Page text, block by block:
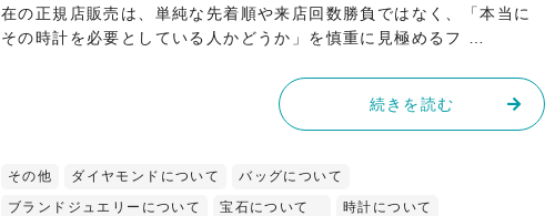
在の正規店販売は、単純な先着順や来店回数勝負ではなく、「本当に
その時計を必要としている人かどうか」を慎重に見極めるフ …
続きを読む
その他 ダイヤモンドについて
バッグについて
ブランドジュエリーについて
宝石について
時計について